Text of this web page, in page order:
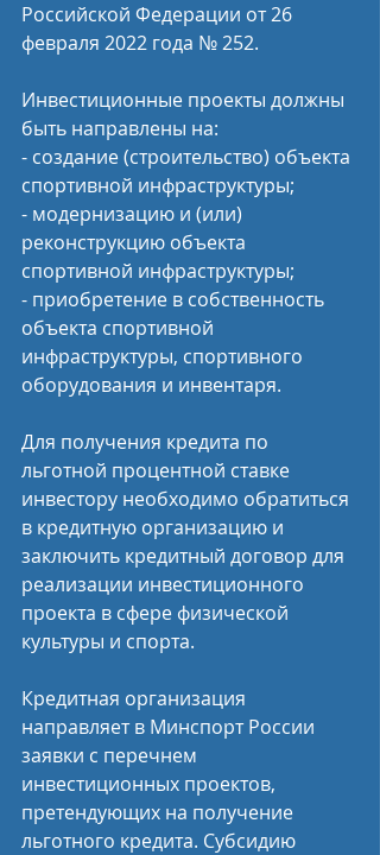
Российской Федерации от 26
февраля 2022 года № 252.
Инвестиционные проекты должны
быть направлены на:
- создание (строительство) объекта
спортивной инфраструктуры;
- модернизацию и (или)
реконструкцию объекта
спортивной инфраструктуры;
- приобретение в собственность
объекта спортивной
инфраструктуры, спортивного
оборудования и инвентаря.
Для получения кредита по
льготной процентной ставке
инвестору необходимо обратиться
в кредитную организацию и
заключить кредитный договор для
реализации инвестиционного
проекта в сфере физической
культуры и спорта.
Кредитная организация
направляет в Минспорт России
заявки с перечнем
инвестиционных проектов,
претендующих на получение
льготного кредита. Субсидию